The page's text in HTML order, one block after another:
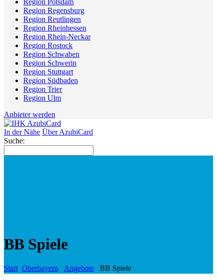
Region Potsdam
Region Regensburg
Region Reutlingen
Region Rheinhessen
Region Rhein-Neckar
Region Rostock
Region Schwaben
Region Schwerin
Region Stuttgart
Region Südbaden
Region Trier
Region Ulm
Anbieter werden
In der Nähe Über AzubiCard
Suche:
BB Spiele
Start Oberbayern Angebote BB Spiele